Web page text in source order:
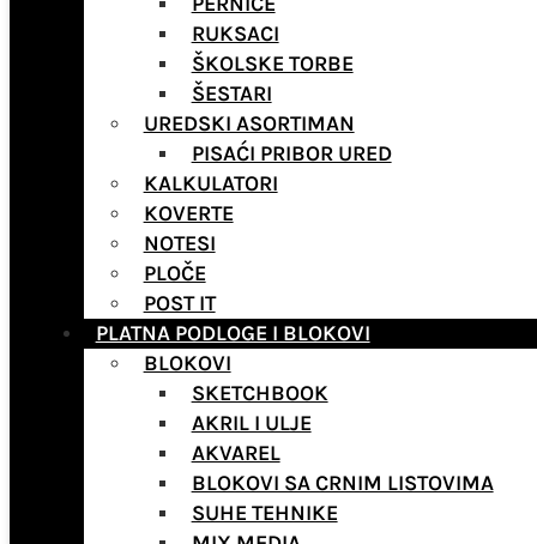
RUKSACI
ŠKOLSKE TORBE
ŠESTARI
UREDSKI ASORTIMAN
PISAĆI PRIBOR URED
KALKULATORI
KOVERTE
NOTESI
PLOČE
POST IT
PLATNA PODLOGE I BLOKOVI
BLOKOVI
SKETCHBOOK
AKRIL I ULJE
AKVAREL
BLOKOVI SA CRNIM LISTOVIMA
SUHE TEHNIKE